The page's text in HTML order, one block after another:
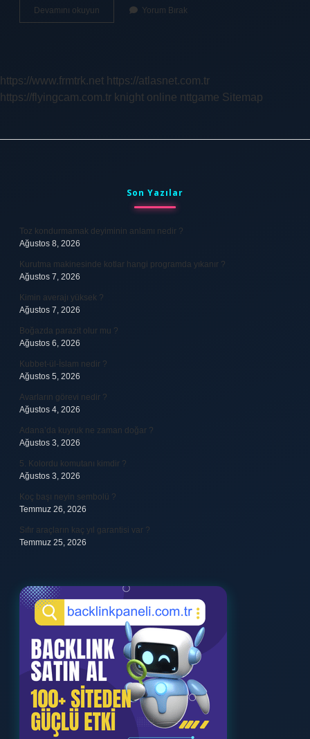
Devamını okuyun
Ile
Vardır
Yorum Bırak
https://www.frmtrk.net https://atlasnet.com.tr
https://flyingcam.com.tr knight online nttgame Sitemap
Son Yazılar
Toz kondurmamak deyiminin anlamı nedir ?
Ağustos 8, 2026
Kurutma makinesinde kotlar hangi programda yıkanır ?
Ağustos 7, 2026
Kimin averajı yüksek ?
Ağustos 7, 2026
Boğazda parazit olur mu ?
Ağustos 6, 2026
Kubbet-ül-İslam nedir ?
Ağustos 5, 2026
Avarların görevi nedir ?
Ağustos 4, 2026
Adana’da kuyruk ne zaman doğar ?
Ağustos 3, 2026
5. Kolordu komutanı kimdir ?
Ağustos 3, 2026
Koç başı neyin sembolü ?
Temmuz 26, 2026
Sıfır araçların kaç yıl garantisi var ?
Temmuz 25, 2026